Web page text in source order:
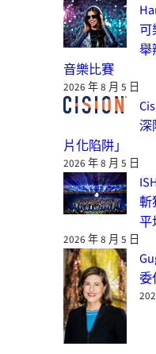
可
舉
音樂比賽
2026 年 8 月 5 日
深
片化陷阱」
2026 年 8 月 5 日
斬
平
2026 年 8 月 5 日
委